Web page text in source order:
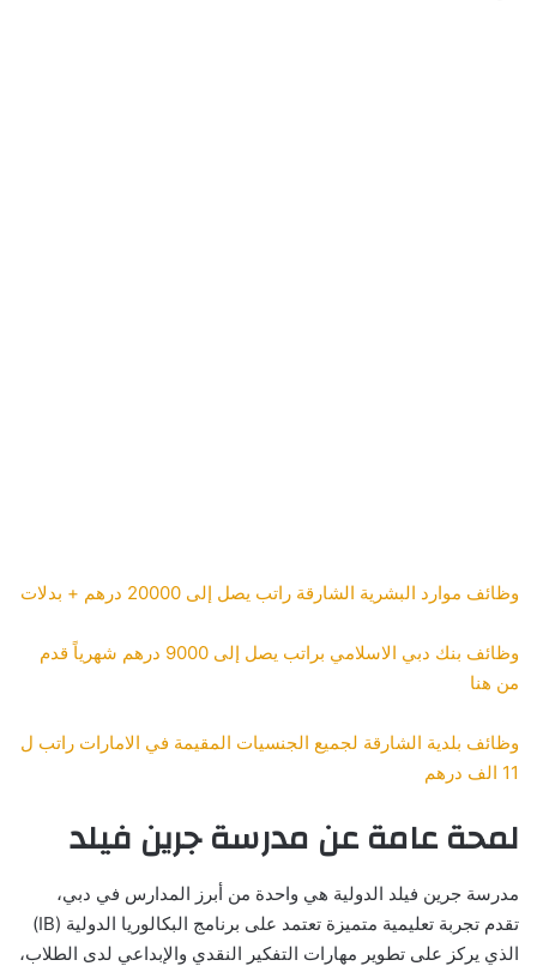
وظائف موارد البشرية الشارقة راتب يصل إلى 20000 درهم + بدلات
وظائف بنك دبي الاسلامي براتب يصل إلى 9000 درهم شهرياً قدم
من هنا
وظائف بلدية الشارقة لجميع الجنسيات المقيمة في الامارات راتب ل
11 الف درهم
لمحة عامة عن مدرسة جرين فيلد
مدرسة جرين فيلد الدولية هي واحدة من أبرز المدارس في دبي،
تقدم تجربة تعليمية متميزة تعتمد على برنامج البكالوريا الدولية (IB)
الذي يركز على تطوير مهارات التفكير النقدي والإبداعي لدى الطلاب،